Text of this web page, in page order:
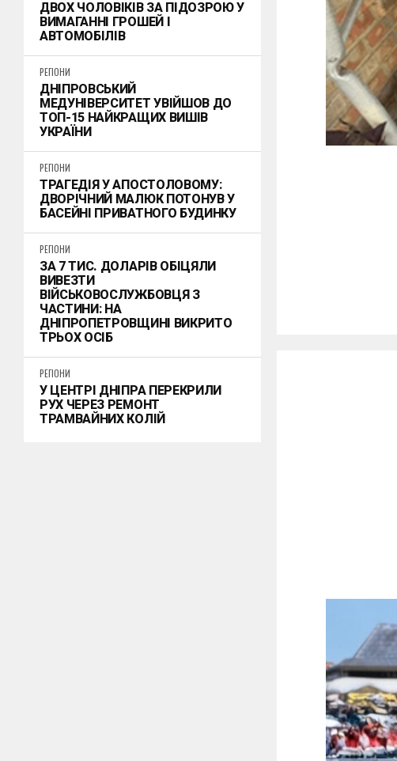
ДВОХ ЧОЛОВІКІВ ЗА ПІДОЗРОЮ У
ВИМАГАННІ ГРОШЕЙ І
АВТОМОБІЛІВ
РЕГІОНИ
ДНІПРОВСЬКИЙ
МЕДУНІВЕРСИТЕТ УВІЙШОВ ДО
ТОП-15 НАЙКРАЩИХ ВИШІВ
УКРАЇНИ
РЕГІОНИ
ТРАГЕДІЯ У АПОСТОЛОВОМУ:
ДВОРІЧНИЙ МАЛЮК ПОТОНУВ У
БАСЕЙНІ ПРИВАТНОГО БУДИНКУ
РЕГІОНИ
ЗА 7 ТИС. ДОЛАРІВ ОБІЦЯЛИ
ВИВЕЗТИ
ВІЙСЬКОВОСЛУЖБОВЦЯ З
ЧАСТИНИ: НА
ДНІПРОПЕТРОВЩИНІ ВИКРИТО
ТРЬОХ ОСІБ
РЕГІОНИ
У ЦЕНТРІ ДНІПРА ПЕРЕКРИЛИ
РУХ ЧЕРЕЗ РЕМОНТ
ТРАМВАЙНИХ КОЛІЙ